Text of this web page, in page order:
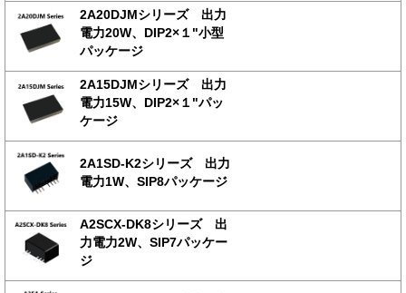
2A20DJMシリーズ 出力
電力20W、DIP2×１"小型
パッケージ
2A15DJMシリーズ 出力
電力15W、DIP2×１"パッ
ケージ
2A1SD-K2シリーズ 出力
電力1W、SIP8パッケージ
A2SCX-DK8シリーズ 出
力電力2W、SIP7パッケー
ジ